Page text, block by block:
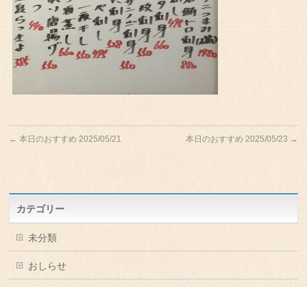
← 本日のおすすめ 2025/05/21 本日のおすすめ 2025/05/23 →
カテゴリー
未分類
おしらせ